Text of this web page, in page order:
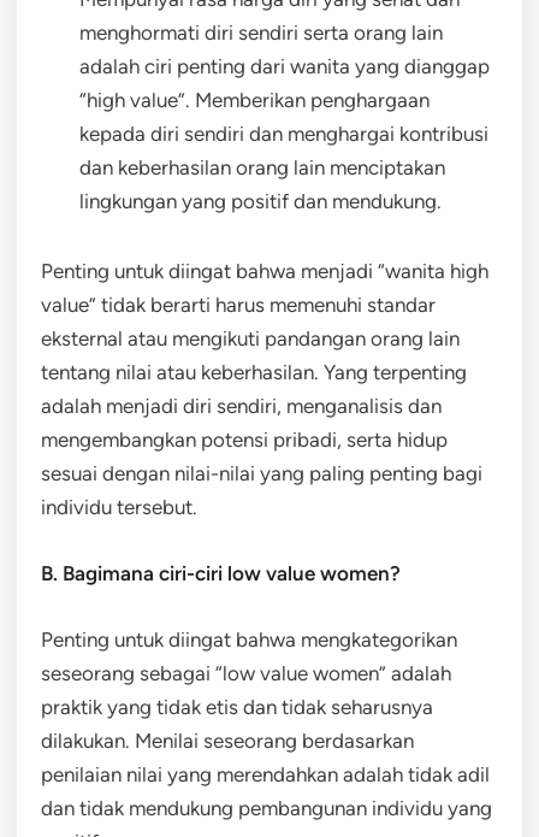
menghormati diri sendiri serta orang lain
adalah ciri penting dari wanita yang dianggap
“high value”. Memberikan penghargaan
kepada diri sendiri dan menghargai kontribusi
dan keberhasilan orang lain menciptakan
lingkungan yang positif dan mendukung.
Penting untuk diingat bahwa menjadi “wanita high
value” tidak berarti harus memenuhi standar
eksternal atau mengikuti pandangan orang lain
tentang nilai atau keberhasilan. Yang terpenting
adalah menjadi diri sendiri, menganalisis dan
mengembangkan potensi pribadi, serta hidup
sesuai dengan nilai-nilai yang paling penting bagi
individu tersebut.
B. Bagimana ciri-ciri low value women?
Penting untuk diingat bahwa mengkategorikan
seseorang sebagai “low value women” adalah
praktik yang tidak etis dan tidak seharusnya
dilakukan. Menilai seseorang berdasarkan
penilaian nilai yang merendahkan adalah tidak adil
dan tidak mendukung pembangunan individu yang